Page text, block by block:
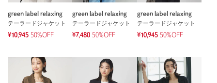
green label relaxing
テーラードジャケット
¥10,945 50%OFF
green label relaxing
テーラードジャケット
¥7,480 50%OFF
green label relaxing
テーラードジャケット
¥10,945 50%OFF